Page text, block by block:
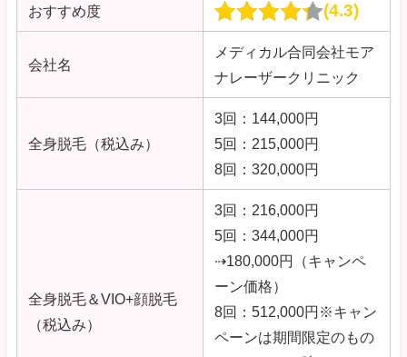
おすすめ度 4.3
会社名
メディカル合同会社モア
ナレーザークリニック
全身脱毛（税込み）
3回：144,000円
5回：215,000円
8回：320,000円
全身脱毛＆VIO+顔脱毛
（税込み）
3回：216,000円
5回：344,000円
⇢180,000円（キャンペ
ーン価格）
8回：512,000円 ※キャン
ペーンは期間限定のもの